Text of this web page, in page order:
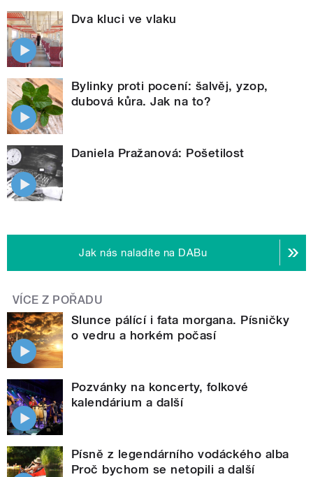
Dva kluci ve vlaku
Bylinky proti pocení: šalvěj, yzop,
dubová kůra. Jak na to?
Daniela Pražanová: Pošetilost
Jak nás naladíte na DABu
VÍCE Z POŘADU
Slunce pálící i fata morgana. Písničky
o vedru a horkém počasí
Pozvánky na koncerty, folkové
kalendárium a další
Písně z legendárního vodáckého alba
Proč bychom se netopili a další